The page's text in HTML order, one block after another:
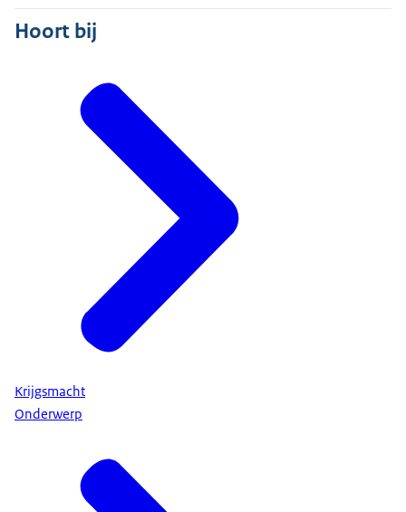
Hoort bij
Krijgsmacht
Onderwerp